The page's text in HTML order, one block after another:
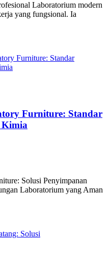
Laboratorium modern
yang fungsional. Ia
Furniture: Standar
Kimia
Solusi Penyimpanan
Laboratorium yang Aman